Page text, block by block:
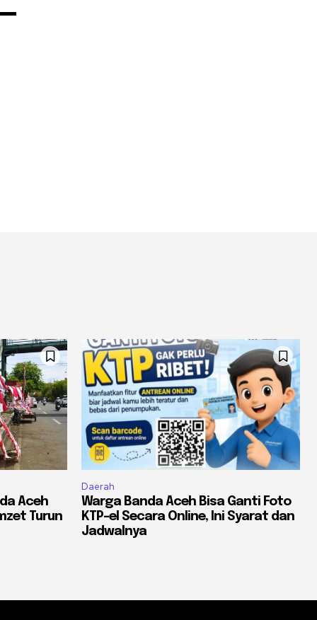
Aceh
Turun
Daerah
Warga Banda Aceh Bisa Ganti Foto
KTP-el Secara Online, Ini Syarat dan
Jadwalnya